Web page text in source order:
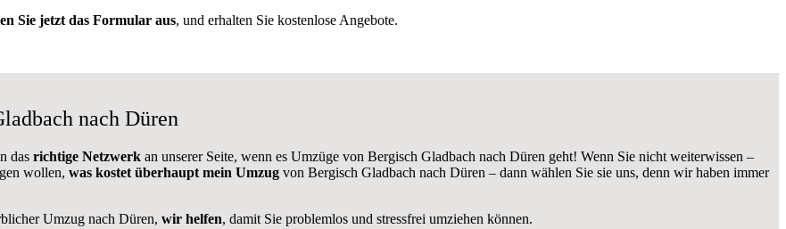
Sie jetzt das Formular aus, und erhalten Sie kostenlose Angebote.
nach Düren
das richtige Netzwerk an unserer Seite, wenn es Umzüge von Bergisch Gladbach nach Düren geht! Wenn Sie nicht weiterwissen –
wollen, was kostet überhaupt mein Umzug von Bergisch Gladbach nach Düren – dann wählen Sie sie uns, denn wir haben immer
Umzug nach Düren, wir helfen, damit Sie problemlos und stressfrei umziehen können.